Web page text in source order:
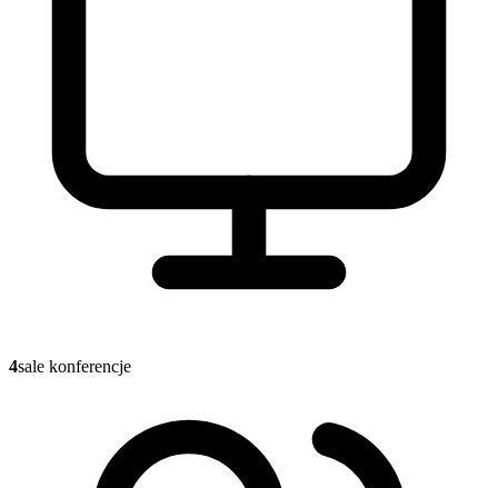
4sale konferencje